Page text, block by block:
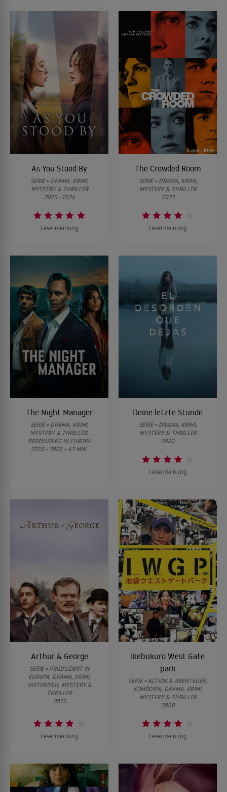
As You Stood By
SERIE • DRAMA, KRIMI,
MYSTERY & THRILLER
2025 - 2024
Lesermeinung
The Crowded Room
SERIE • DRAMA, KRIMI,
MYSTERY & THRILLER
2023
Lesermeinung
The Night Manager
SERIE • DRAMA, KRIMI,
MYSTERY & THRILLER,
PRODUZIERT IN EUROPA
2016 - 2026 • 42 MIN.
Deine letzte Stunde
SERIE • DRAMA, KRIMI,
MYSTERY & THRILLER
2020
Lesermeinung
Arthur & George
SERIE • PRODUZIERT IN
EUROPA, DRAMA, KRIMI,
HISTORISCH, MYSTERY &
THRILLER
2015
Lesermeinung
Ikebukuro West Gate
park
SERIE • ACTION & ABENTEUER,
KOMÖDIEN, DRAMA, KRIMI,
MYSTERY & THRILLER
2000
Lesermeinung